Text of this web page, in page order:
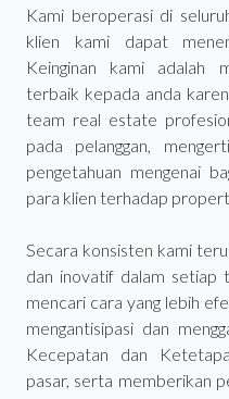
Kami beroperasi di
klien kami dapat
Keinginan kami adalah
terbaik kepada anda
team real estate
pada pelanggan,
pengetahuan mengenai
para klien terhadap
Secara konsisten kami
dan inovatif dalam setiap
mencari cara yang lebih
mengantisipasi dan
Kecepatan dan
pasar, serta memberikan